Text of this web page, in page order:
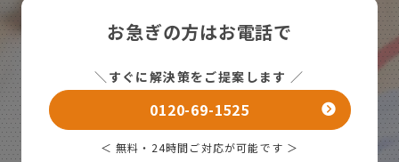
お急ぎの方はお電話で
＼ すぐに解決策をご提案します ／
0120-69-1525
＜ 無料・24時間ご対応が可能です ＞